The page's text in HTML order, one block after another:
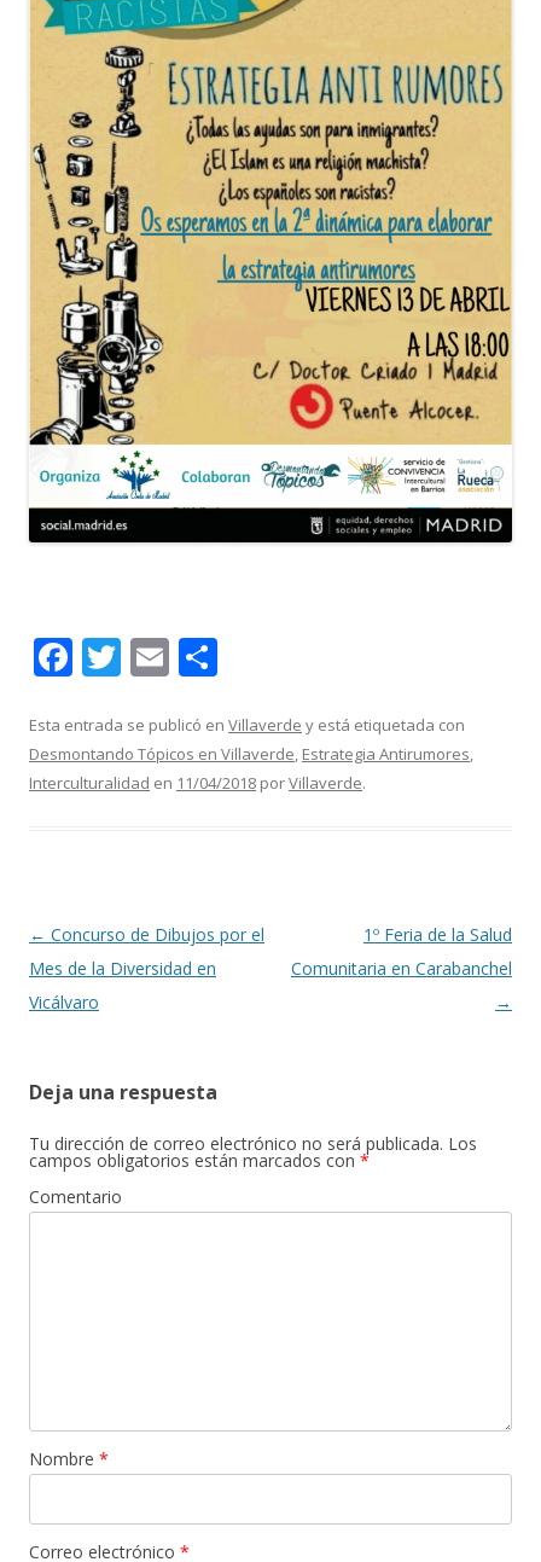
F
e
b
T
itt
er
E
ai
l
m
p
Esta entrada se publicó en Villaverde y está etiquetada con
Desmontando Tópicos en Villaverde, Estrategia Antirumores,
Interculturalidad en 11/04/2018 porVillaverde.
Navegación
de
entradas
← Concurso de Dibujos por el
Mes de la Diversidad en
Vicálvaro
1º Feria de la Salud
Comunitaria en Carabanchel
→
Deja una respuesta
Tu dirección de correo electrónico no será publicada. Los
campos obligatorios están marcados con *
Comentario
Nombre *
Correo electrónico *